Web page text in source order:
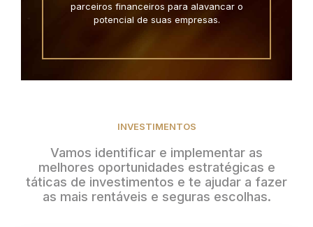
parceiros financeiros para alavancar o
potencial de suas empresas.
INVESTIMENTOS
Vamos identificar e implementar as
melhores oportunidades estratégicas e
táticas de investimentos e te ajudar a fazer
as mais rentáveis e seguras escolhas.